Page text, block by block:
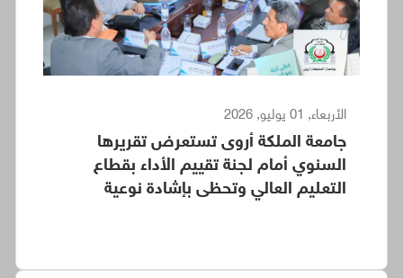
الأربعاء, 01 يوليو, 2026
جامعة الملكة أروى تستعرض تقريرها
السنوي أمام لجنة تقييم الأداء بقطاع
التعليم العالي وتحظى بإشادة نوعية